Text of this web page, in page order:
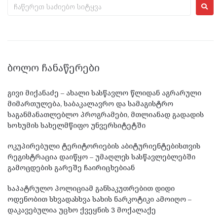
ᲑᲝᲚᲝ ᲩᲐᲜᲐᲬᲔᲠᲔᲑᲘ
გივი მიქანაძე – ახალი სასწავლო წლიდან აგრარული
მიმართულება, საბაკალავრო და სამაგისტრო
საგანმანათლებლო პროგრამები, მთლიანად გადადის
სოხუმის სახელმწიფო უნვერსიტეტში
ოკუპირებული ტერიტორიების აბიტურიენტებისთვის
რეგისტრაცია დაიწყო – უმაღლეს სასწავლებლებში
გამოცდების გარეშე ჩაირიცხებიან
საპატრულო პოლიციამ განსაკუთრებით დიდი
ოდენობით სხვადასხვა სახის ნარკოტიკი ამოიღო –
დაკავებულია უცხო ქვეყნის 3 მოქალაქე